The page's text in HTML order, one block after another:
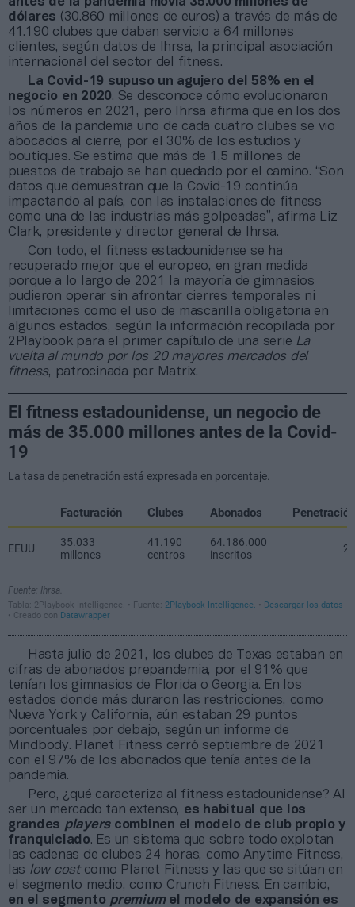
dólares (30.860 millones de euros) a través de más de
41.190 clubes que daban servicio a 64 millones
clientes, según datos de Ihrsa, la principal asociación
internacional del sector del fitness.
La Covid-19 supuso un agujero del 58% en el
negocio en 2020. Se desconoce cómo evolucionaron
los números en 2021, pero Ihrsa afirma que en los dos
años de la pandemia uno de cada cuatro clubes se vio
abocados al cierre, por el 30% de los estudios y
boutiques. Se estima que más de 1,5 millones de
puestos de trabajo se han quedado por el camino. “Son
datos que demuestran que la Covid-19 continúa
impactando al país, con las instalaciones de fitness
como una de las industrias más golpeadas”, afirma Liz
Clark, presidente y director general de Ihrsa.
Con todo, el fitness estadounidense se ha
recuperado mejor que el europeo, en gran medida
porque a lo largo de 2021 la mayoría de gimnasios
pudieron operar sin afrontar cierres temporales ni
limitaciones como el uso de mascarilla obligatoria en
algunos estados, según la información recopilada por
2Playbook para el primer capítulo de una serie La
vuelta al mundo por los 20 mayores mercados del
fitness, patrocinada por Matrix.
Hasta julio de 2021, los clubes de Texas estaban en
cifras de abonados prepandemia, por el 91% que
tenían los gimnasios de Florida o Georgia. En los
estados donde más duraron las restricciones, como
Nueva York y California, aún estaban 29 puntos
porcentuales por debajo, según un informe de
Mindbody. Planet Fitness cerró septiembre de 2021
con el 97% de los abonados que tenía antes de la
pandemia.
Pero, ¿qué caracteriza al fitness estadounidense? Al
ser un mercado tan extenso, es habitual que los
grandes players combinen el modelo de club propio y
franquiciado. Es un sistema que sobre todo explotan
las cadenas de clubes 24 horas, como Anytime Fitness,
las low costcomo Planet Fitness y las que se sitúan en
el segmento medio, como Crunch Fitness. En cambio,
en el segmento premiumel modelo de expansión es